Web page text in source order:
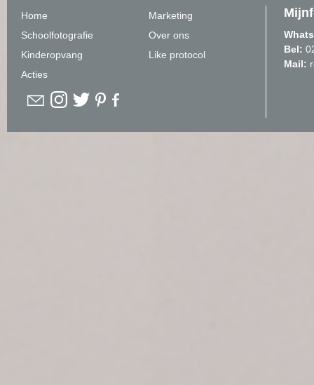
Home
Schoolfotografie
Kinderopvang
Acties
Marketing
Over ons
Like protocol
Bel:
Mail: